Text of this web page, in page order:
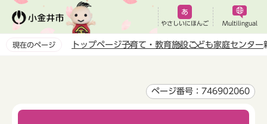
ペ
やさしいにほんご Multilingual
現在のページ トップページ子育て・教育施設こども家庭センター
ページ番号：746902060